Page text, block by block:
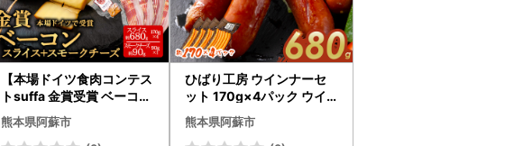
【本場ドイツ食肉コンテス
トsuffa 金賞受賞 ベーコン
スライス170g×4パック ス
モークチーズ80～100g×1
熊本県阿蘇市
ひばり工房 ウインナーセ
ット 170g×4パック ウイ
ンナーソーセージ 冷蔵 冷
凍保存可能 ひばり工房 お
熊本県阿蘇市